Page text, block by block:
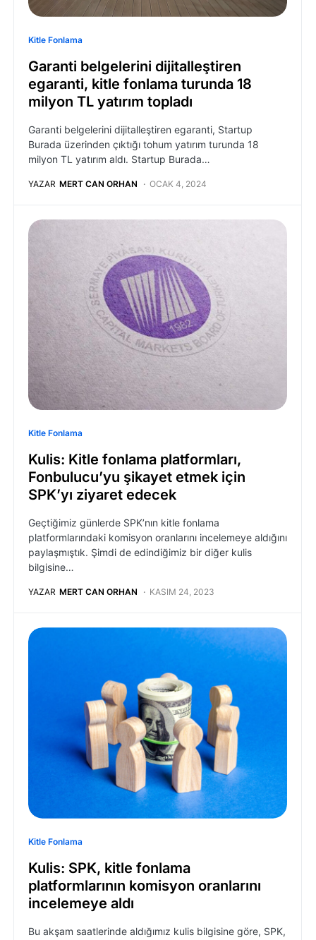
Kitle Fonlama
Garanti belgelerini dijitalleştiren
egaranti, kitle fonlama turunda 18
milyon TL yatırım topladı
Garanti belgelerini dijitalleştiren egaranti, Startup
Burada üzerinden çıktığı tohum yatırım turunda 18
milyon TL yatırım aldı. Startup Burada…
YAZAR MERT CAN ORHAN OCAK 4, 2024
Kitle Fonlama
Kulis: Kitle fonlama platformları,
Fonbulucu’yu şikayet etmek için
SPK’yı ziyaret edecek
Geçtiğimiz günlerde SPK’nın kitle fonlama
platformlarındaki komisyon oranlarını incelemeye aldığını
paylaşmıştık. Şimdi de edindiğimiz bir diğer kulis
bilgisine…
YAZAR MERT CAN ORHAN KASIM 24, 2023
Kitle Fonlama
Kulis: SPK, kitle fonlama
platformlarının komisyon oranlarını
incelemeye aldı
Bu akşam saatlerinde aldığımız kulis bilgisine göre, SPK,